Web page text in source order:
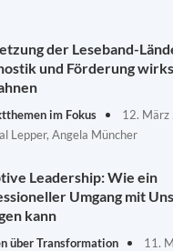
der Leseband-
und Förderung
im Fokus
12. März
Lepper, Angela Müncher
Leadership: Wie ein
Umgang mit
kann
über Transformation
11.